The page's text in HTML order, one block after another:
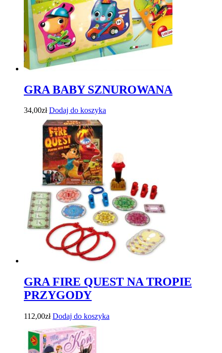
GRA BABY SZNUROWANA
34,00zł Dodaj do koszyka
GRA FIRE QUEST NA TROPIE
PRZYGODY
112,00zł Dodaj do koszyka